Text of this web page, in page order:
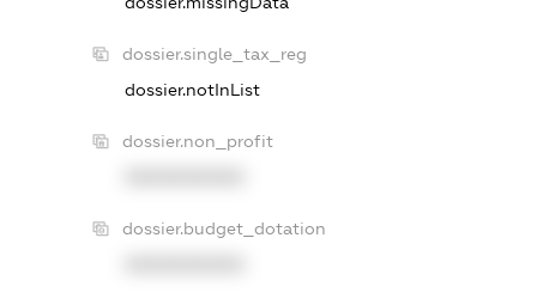
dossier.single_tax_reg
dossier.notInList
dossier.non_profit
dossier.budget_dotation